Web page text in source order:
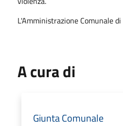
L'Amministrazione Comunale
A cura di
Giunta Comunale